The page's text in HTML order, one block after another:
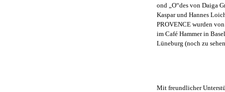
ond „O“des von Daiga
Kaspar und Hannes
PROVENCE wurden
im Café Hammer in
Lüneburg (noch zu
Mit freundlicher